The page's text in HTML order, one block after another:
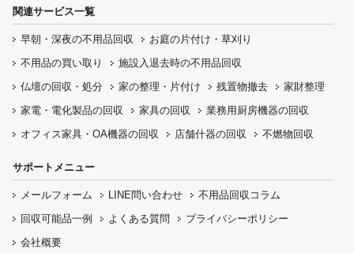
関連サービス一覧
早朝・深夜の不用品回収 お庭の片付け・ 草刈り
不用品の買い取り 施設入退去時の不用品回収
仏壇の回収・処分 家の整理・片付け 残置物撤去
家財整理
家電・電化製品の回収
家具の回収 業務用厨房機器の回収
オフィス家具 ・OA機器の回収 店舗什器の回収 不燃物回収
サポートメニュー
メールフォーム LINE問い合わせ
不用品回収コラム
回収可能品一例
よくある質問
プライバシーポリシー
会社概要